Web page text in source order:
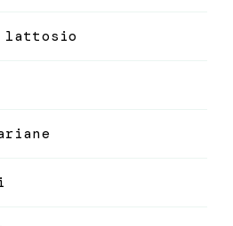
lattosio